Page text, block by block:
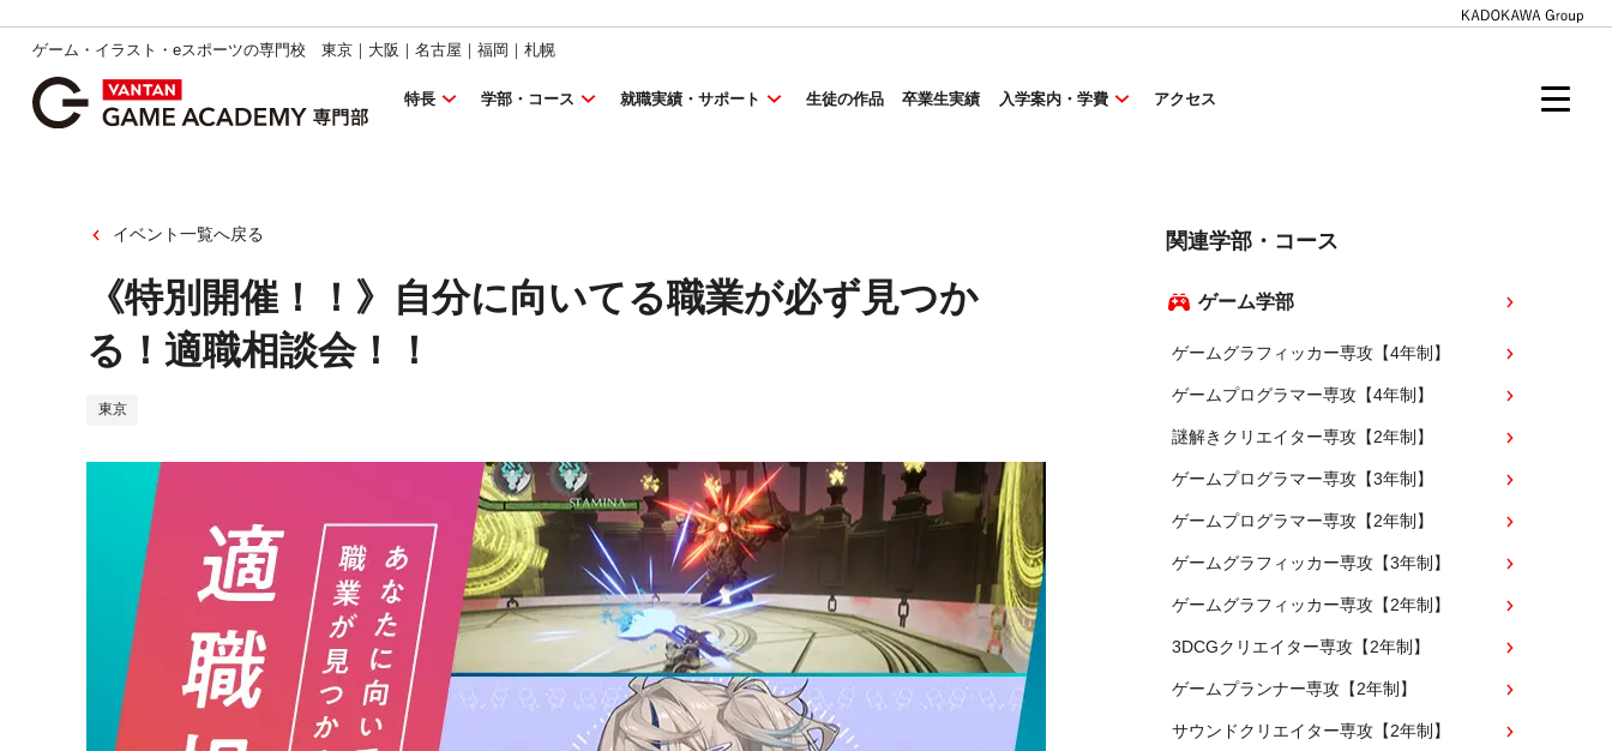
ゲーム・イラスト・eスポーツの専門校 東京｜大阪｜名古屋｜福岡｜札幌
特長 学部・コース 就職実績・サポート 生徒の作品 卒業生実績 入学案内・学費 アクセス
イベント一覧へ戻る
《特別開催！！》自分に向いてる職業が必ず見つか
る！適職相談会！！
東京
関連学部・コース
ゲーム学部
ゲームグラフィッカー専攻【4年制】
ゲームプログラマー専攻【4年制】
謎解きクリエイター専攻【2年制】
ゲームプログラマー専攻【3年制】
ゲームプログラマー専攻【2年制】
ゲームグラフィッカー専攻【3年制】
ゲームグラフィッカー専攻【2年制】
3DCGクリエイター専攻【2年制】
ゲームプランナー専攻【2年制】
サウンドクリエイター専攻【2年制】